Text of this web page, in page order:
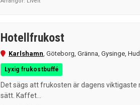
Hotellfrukost
Karlshamn, Göteborg, Gränna, Gysinge,
Lyxig frukostbuffé
Det sägs att frukosten är dagens
sätt. Kaffet...